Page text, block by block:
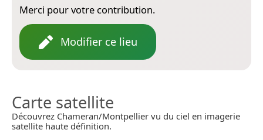
Merci pour votre contribution.
Modifier ce lieu
Carte satellite
Découvrez Chameran/Montpellier vu du ciel en imagerie
satellite haute définition.